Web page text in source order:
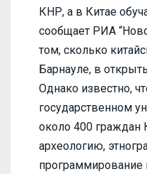
КНР, а в Китае
сообщает РИА
том, сколько
Барнауле, в
Однако известно,
государственном
около 400 граждан
археологию,
программирование